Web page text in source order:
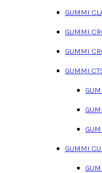
GUMMI
GUMMI
GUMMI
GUMMI
GUMMI